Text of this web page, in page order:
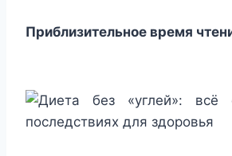
Приблизительное время